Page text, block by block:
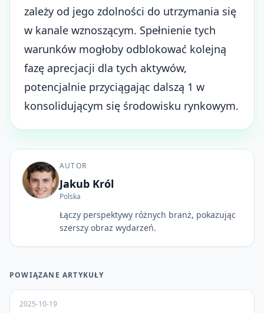
zależy od jego zdolności do utrzymania się
w kanale wznoszącym. Spełnienie tych
warunków mogłoby odblokować kolejną
fazę aprecjacji dla tych aktywów,
potencjalnie przyciągając dalszą 1 w
konsolidującym się środowisku rynkowym.
AUTOR
Jakub Król
Polska
Łączy perspektywy różnych branż, pokazując
szerszy obraz wydarzeń.
POWIĄZANE ARTYKUŁY
2025-10-19